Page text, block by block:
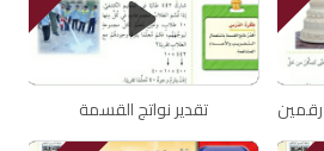
تقدير نواتج القسمة